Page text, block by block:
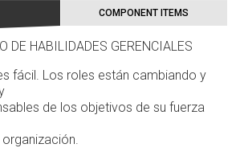
COMPONENT ITEMS
DE HABILIDADES GERENCIALES
fácil. Los roles están cambiando y
de los objetivos de su fuerza